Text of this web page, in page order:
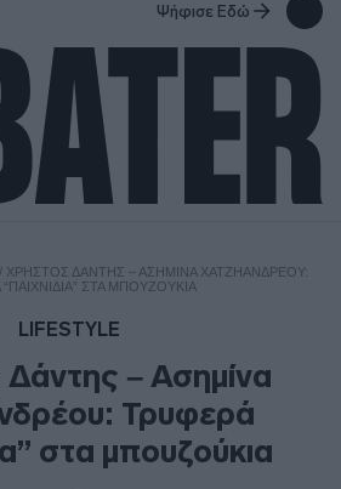
Ψήφισε Εδώ
/ ΧΡΉΣΤΟΣ ΔΆΝΤΗΣ – ΑΣΗΜΊΝΑ ΧΑΤΖΗΑΝΔΡΈΟΥ:
ΣΤΑ ΜΠΟΥΖΟΎΚΙΑ
LIFESTYLE
– Ασημίνα
Τρυφερά
στα μπουζούκια